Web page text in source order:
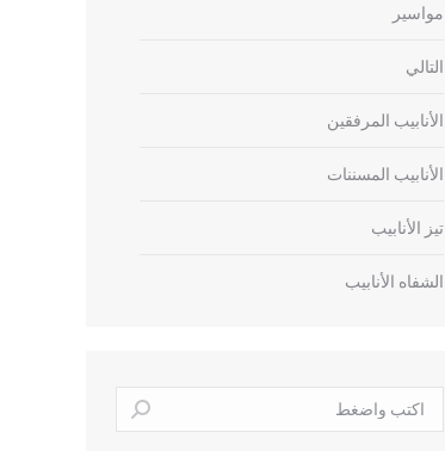
مواسير
التالي
الأنابيب المرفقين
الأنابيب المسننات
تيز الأنابيب
الشفاه الأنابيب
بحث: